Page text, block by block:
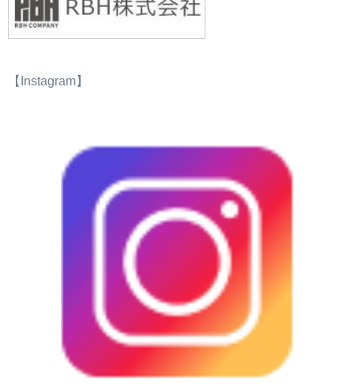
【Instagram】